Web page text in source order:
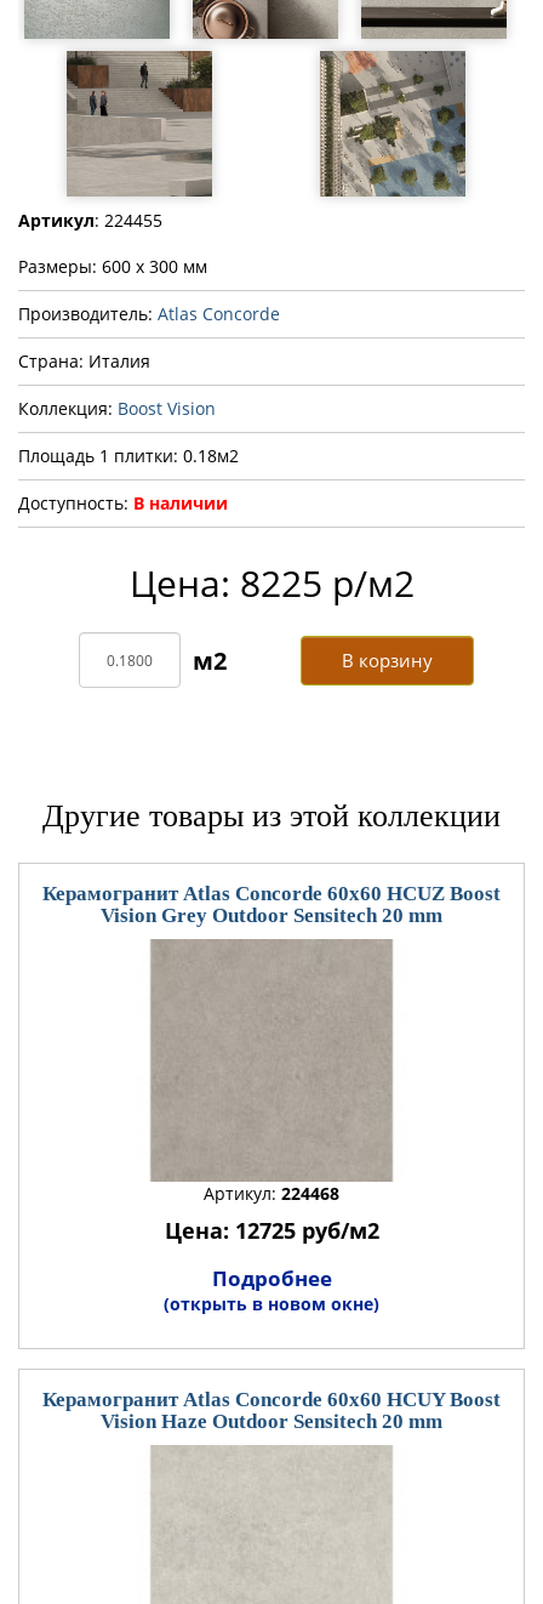
Артикул: 224455
Размеры: 600 x 300 мм
Производитель: Atlas Concorde
Страна: Италия
Коллекция: Boost Vision
Площадь 1 плитки: 0.18м2
Доступность: В наличии
Цена: 8225 р/м2
В корзину
Другие товары из этой коллекции
Керамогранит Atlas Concorde 60x60 HCUZ Boost
Vision Grey Outdoor Sensitech 20 mm
Артикул: 224468
Цена: 12725 руб/м2
Подробнее
(открыть в новом окне)
Керамогранит Atlas Concorde 60x60 HCUY Boost
Vision Haze Outdoor Sensitech 20 mm